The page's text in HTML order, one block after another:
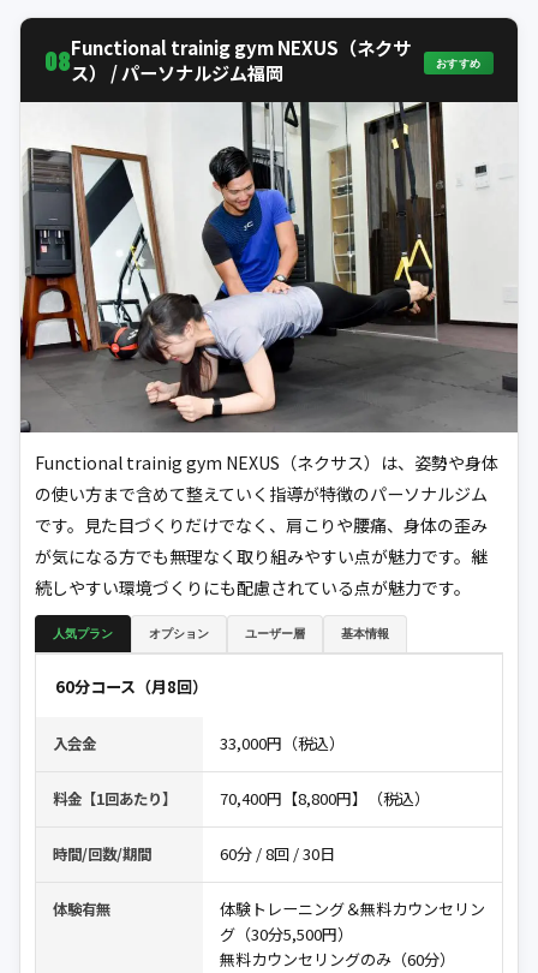
08Functional trainig gym NEXUS（ネクサ
ス） / パーソナルジム福岡
おすすめ
Functional trainig gym NEXUS（ネクサス）は、姿勢や身体
の使い方まで含めて整えていく指導が特徴のパーソナルジム
です。見た目づくりだけでなく、肩こりや腰痛、身体の歪み
が気になる方でも無理なく取り組みやすい点が魅力です。継
続しやすい環境づくりにも配慮されている点が魅力です。
人気プラン オプション ユーザー層 基本情報
60分コース（月8回）
入会金 33,000円（税込）
料金【1回あたり】 70,400円【8,800円】（税込）
時間/回数/期間 60分 / 8回 / 30日
体験有無
体験トレーニング＆無料カウンセリン
グ（30分5,500円）
無料カウンセリングのみ（60分）